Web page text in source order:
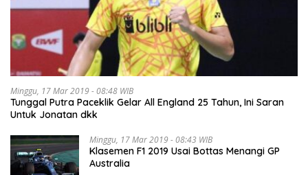
Minggu, 17 Mar 2019 - 08:48 WIB
Tunggal Putra Paceklik Gelar All England 25 Tahun, Ini Saran
Untuk Jonatan dkk
Minggu, 17 Mar 2019 - 08:43 WIB
Klasemen F1 2019 Usai Bottas Menangi GP
Australia